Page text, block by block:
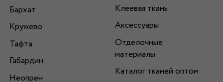
Бархат
Кружево
Тафта
Габардин
Неопрен
Клеевая ткань
Аксессуары
Отделочные
материалы
Каталог тканей оптом